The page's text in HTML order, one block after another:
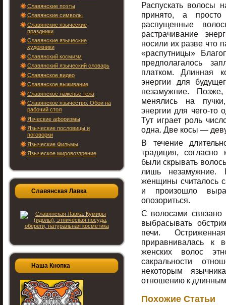
Славянские поэты
Славянские символы
Славянские языческие
праздники
Славянские языческие
художники
Славянский космизм
Славянский языческий словарь
Славянское видео
Славянское выживание
Славянское лаженье тела
Славянское язычество. Обои на
рабочий стол
Язческие афоризмы
Языческие пословицы и
поговорки
Языческие Фильмы
Языческое мировоззрение
Славянская Лавка
Наша Кнопка
Распускать
принято, а
распущенные
растрачивание
носили их разве что
«распутницы»
предполагалось
платком. Длинная
энергии для
незамужние.
менялись на
энергии для чего-то
Тут играет роль
одна. Две косы —
В течение
традиция,
были скрывать
лишь незамужние.
женщины считалось
и произошло
опозориться.
С волосами связано
выбрасывать
печи.
приравнивалась к
женских волос
сакральности
некоторым
отношению к
Похожие Статьи